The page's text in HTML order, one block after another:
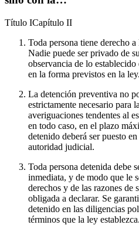
Título ICapítulo II
Toda persona tiene derecho
Nadie puede ser privado de
observancia de lo
en la forma previstos en la ley.
La detención preventiva no
estrictamente necesario para
averiguaciones tendentes al
en todo caso, en el plazo
detenido deberá ser puesto
autoridad judicial.
Toda persona detenida debe
inmediata, y de modo que le
derechos y de las razones de
obligada a declarar. Se
detenido en las diligencias
términos que la ley establezca.